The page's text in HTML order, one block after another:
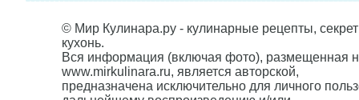
© Мир Кулинара.ру - кулинарные рецепты,
кухонь.
Вся информация (включая фото), размещенная
www.mirkulinara.ru, является авторской,
предназначена исключительно для личного